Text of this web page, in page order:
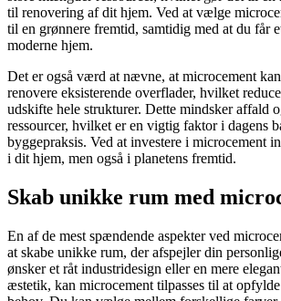
til renovering af dit hjem. Ved at vælge
til en grønnere fremtid, samtidig med at du får
moderne hjem.
Det er også værd at nævne, at microcement
renovere eksisterende overflader, hvilket
udskifte hele strukturer. Dette mindsker affald
ressourcer, hvilket er en vigtig faktor i dagens
byggepraksis. Ved at investere i microcement
i dit hjem, men også i planetens fremtid.
Skab unikke rum med
En af de mest spændende aspekter ved
at skabe unikke rum, der afspejler din
ønsker et råt industridesign eller en mere
æstetik, kan microcement tilpasses til at